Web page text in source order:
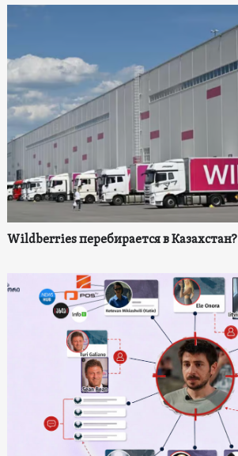
Wildberries перебирается в Казахстан?